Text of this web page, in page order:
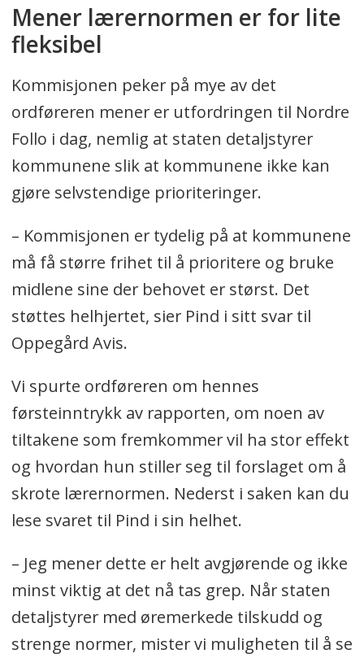
Mener lærernormen er for lite
fleksibel
Kommisjonen peker på mye av det
ordføreren mener er utfordringen til Nordre
Follo i dag, nemlig at staten detaljstyrer
kommunene slik at kommunene ikke kan
gjøre selvstendige prioriteringer.
– Kommisjonen er tydelig på at kommunene
må få større frihet til å prioritere og bruke
midlene sine der behovet er størst. Det
støttes helhjertet, sier Pind i sitt svar til
Oppegård Avis.
Vi spurte ordføreren om hennes
førsteinntrykk av rapporten, om noen av
tiltakene som fremkommer vil ha stor effekt
og hvordan hun stiller seg til forslaget om å
skrote lærernormen. Nederst i saken kan du
lese svaret til Pind i sin helhet.
– Jeg mener dette er helt avgjørende og ikke
minst viktig at det nå tas grep. Når staten
detaljstyrer med øremerkede tilskudd og
strenge normer, mister vi muligheten til å se